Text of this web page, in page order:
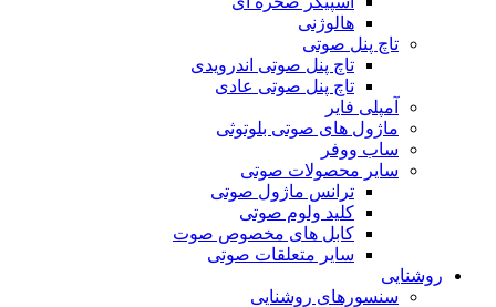
هالوژنی
تاچ پنل صوتی
تاچ پنل صوتی اندرویدی
تاچ پنل صوتی عادی
آمپلی فایر
ماژول های صوتی بلوتوثی
ساب ووفر
سایر محصولات صوتی
ترانس ماژول صوتی
کلید ولوم صوتی
کابل های مخصوص صوت
سایر متعلقات صوتی
روشنایی
سنسورهای روشنایی